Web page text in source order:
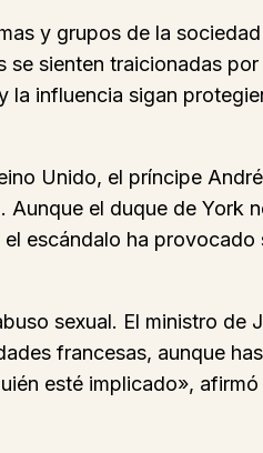
y grupos de la
sienten traicionadas por
la influencia sigan
Unido, el príncipe
Aunque el duque de York
escándalo ha provocado
sexual. El ministro de
francesas, aunque
esté implicado»,